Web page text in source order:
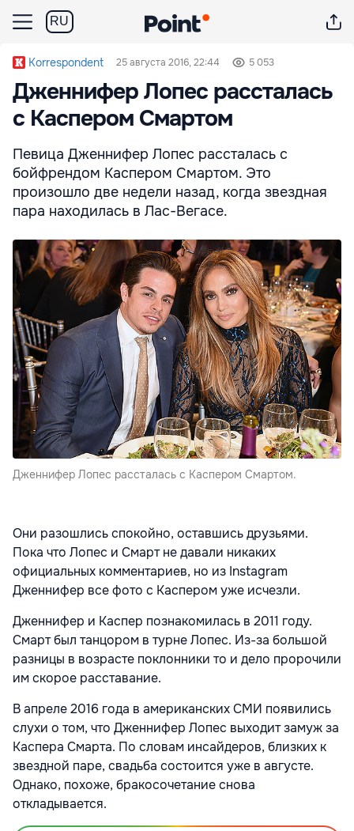
RU
Korrespondent 25 августа 2016, 22:44 5 053
Дженнифер Лопес рассталась
с Каспером Смартом
Певица Дженнифер Лопес рассталась с
бойфрендом Каспером Смартом. Это
произошло две недели назад, когда звездная
пара находилась в Лас-Вегасе.
Дженнифер Лопес рассталась с Каспером Смартом.
Они разошлись спокойно, оставшись друзьями.
Пока что Лопес и Смарт не давали никаких
официальных комментариев, но из Instagram
Дженнифер все фото с Каспером уже исчезли.
Дженнифер и Каспер познакомилась в 2011 году.
Смарт был танцором в турне Лопес. Из-за большой
разницы в возрасте поклонники то и дело пророчили
им скорое расставание.
В апреле 2016 года в американских СМИ появились
слухи о том, что Дженнифер Лопес выходит замуж за
Каспера Смарта. По словам инсайдеров, близких к
звездной паре, свадьба состоится уже в августе.
Однако, похоже, бракосочетание снова
откладывается.